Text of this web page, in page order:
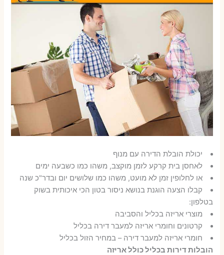
יכולת הובלת הדירה עם מנוף
לאחסן בית קרקע לזמן מוקצב, משהו כמו כשבעה ימים
או לחלופין זמן לא מועט, משהו כמו שלושים יום ובדר"כ שנה
קבלו הצעה הוגנת בנושא ניסור בטון הכי איכותית בשוק
בטלפון:
מוצרי אריזה בכליל והסביבה
קרטונים וחומרי אריזה למעבר דירה בכליל
חומרי אריזה למעבר דירה – במחיר הזול בכליל
הובלות דירות בכליל כולל אריזה